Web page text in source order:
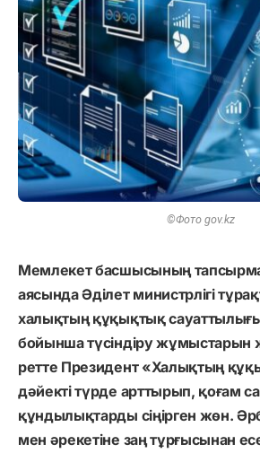
©Фото gov.kz
Мемлекет басшысының
аясында Әділет министрлігі
халықтың құқықтық
бойынша түсіндіру жұмыстарын
ретте Президент «Халықтың
дәйекті түрде арттырып, қоғам
құндылықтарды сіңірген жөн.
мен әрекетіне заң тұрғысынан